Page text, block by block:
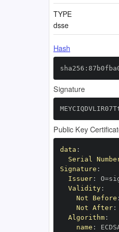
TYPE
dsse
Hash
Signature
Public Key
data :
Serial
Signature :
Issuer:
Validity:
Not Before :
Not After:
Algorithm:
name :